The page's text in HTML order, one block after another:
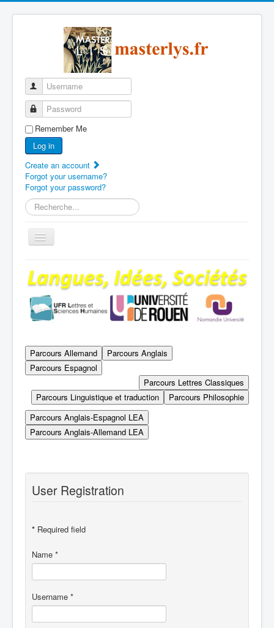
Username
Password
Remember Me
Log in
Create an account
Forgot your username?
Forgot your password?
Search
...
Toggle
Navigation
Page d'accueil du master LIS
User Registration
* Required field
Name *
Username *